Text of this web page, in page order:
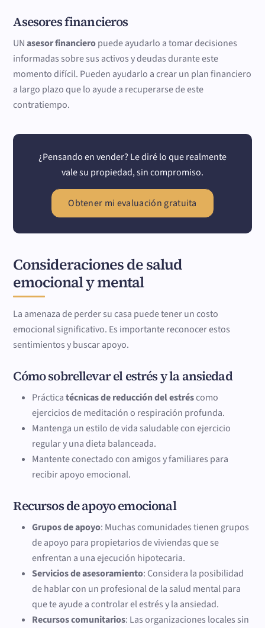
Asesores financieros
UNasesor financieropuede ayudarlo a tomar decisiones
informadas sobre sus activos y deudas durante este
momento difícil. Pueden ayudarlo a crear un plan financiero
a largo plazo que lo ayude a recuperarse de este
contratiempo.
¿Pensando en vender? Le diré lo que realmente
vale su propiedad, sin compromiso.
Obtener mi evaluación gratuita
Consideraciones de salud
emocional y mental
La amenaza de perder su casa puede tener un costo
emocional significativo. Es importante reconocer estos
sentimientos y buscar apoyo.
Cómo sobrellevar el estrés y la ansiedad
Prácticatécnicas de reducción del estréscomo
ejercicios de meditación o respiración profunda.
Mantenga un estilo de vida saludable con ejercicio
regular y una dieta balanceada.
Mantente conectado con amigos y familiares para
recibir apoyo emocional.
Recursos de apoyo emocional
Grupos de apoyo: Muchas comunidades tienen grupos
de apoyo para propietarios de viviendas que se
enfrentan a una ejecución hipotecaria.
Servicios de asesoramiento: Considera la posibilidad
de hablar con un profesional de la salud mental para
que te ayude a controlar el estrés y la ansiedad.
Recursos comunitarios: Las organizaciones locales sin